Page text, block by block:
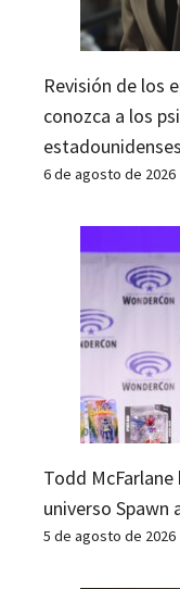
Revisión de los
conozca a los
6 de agosto de 2026
Todd
universo Spawn
5 de agosto de 2026